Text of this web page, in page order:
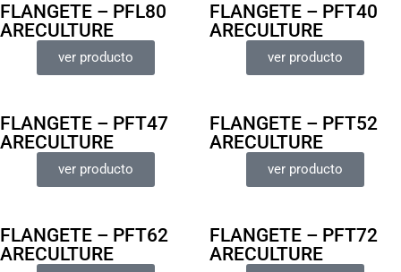
FLANGETE – PFL80
ARECULTURE
ver producto
FLANGETE – PFT40
ARECULTURE
ver producto
FLANGETE – PFT47
ARECULTURE
ver producto
FLANGETE – PFT52
ARECULTURE
ver producto
FLANGETE – PFT62
ARECULTURE
FLANGETE – PFT72
ARECULTURE